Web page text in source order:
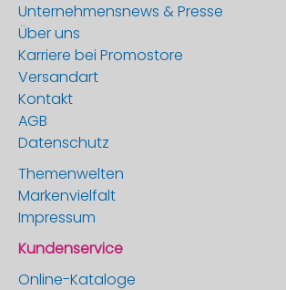
Unternehmensnews & Presse
Über uns
Karriere bei Promostore
Versandart
Kontakt
AGB
Datenschutz
Themenwelten
Markenvielfalt
Impressum
Kundenservice
Online-Kataloge